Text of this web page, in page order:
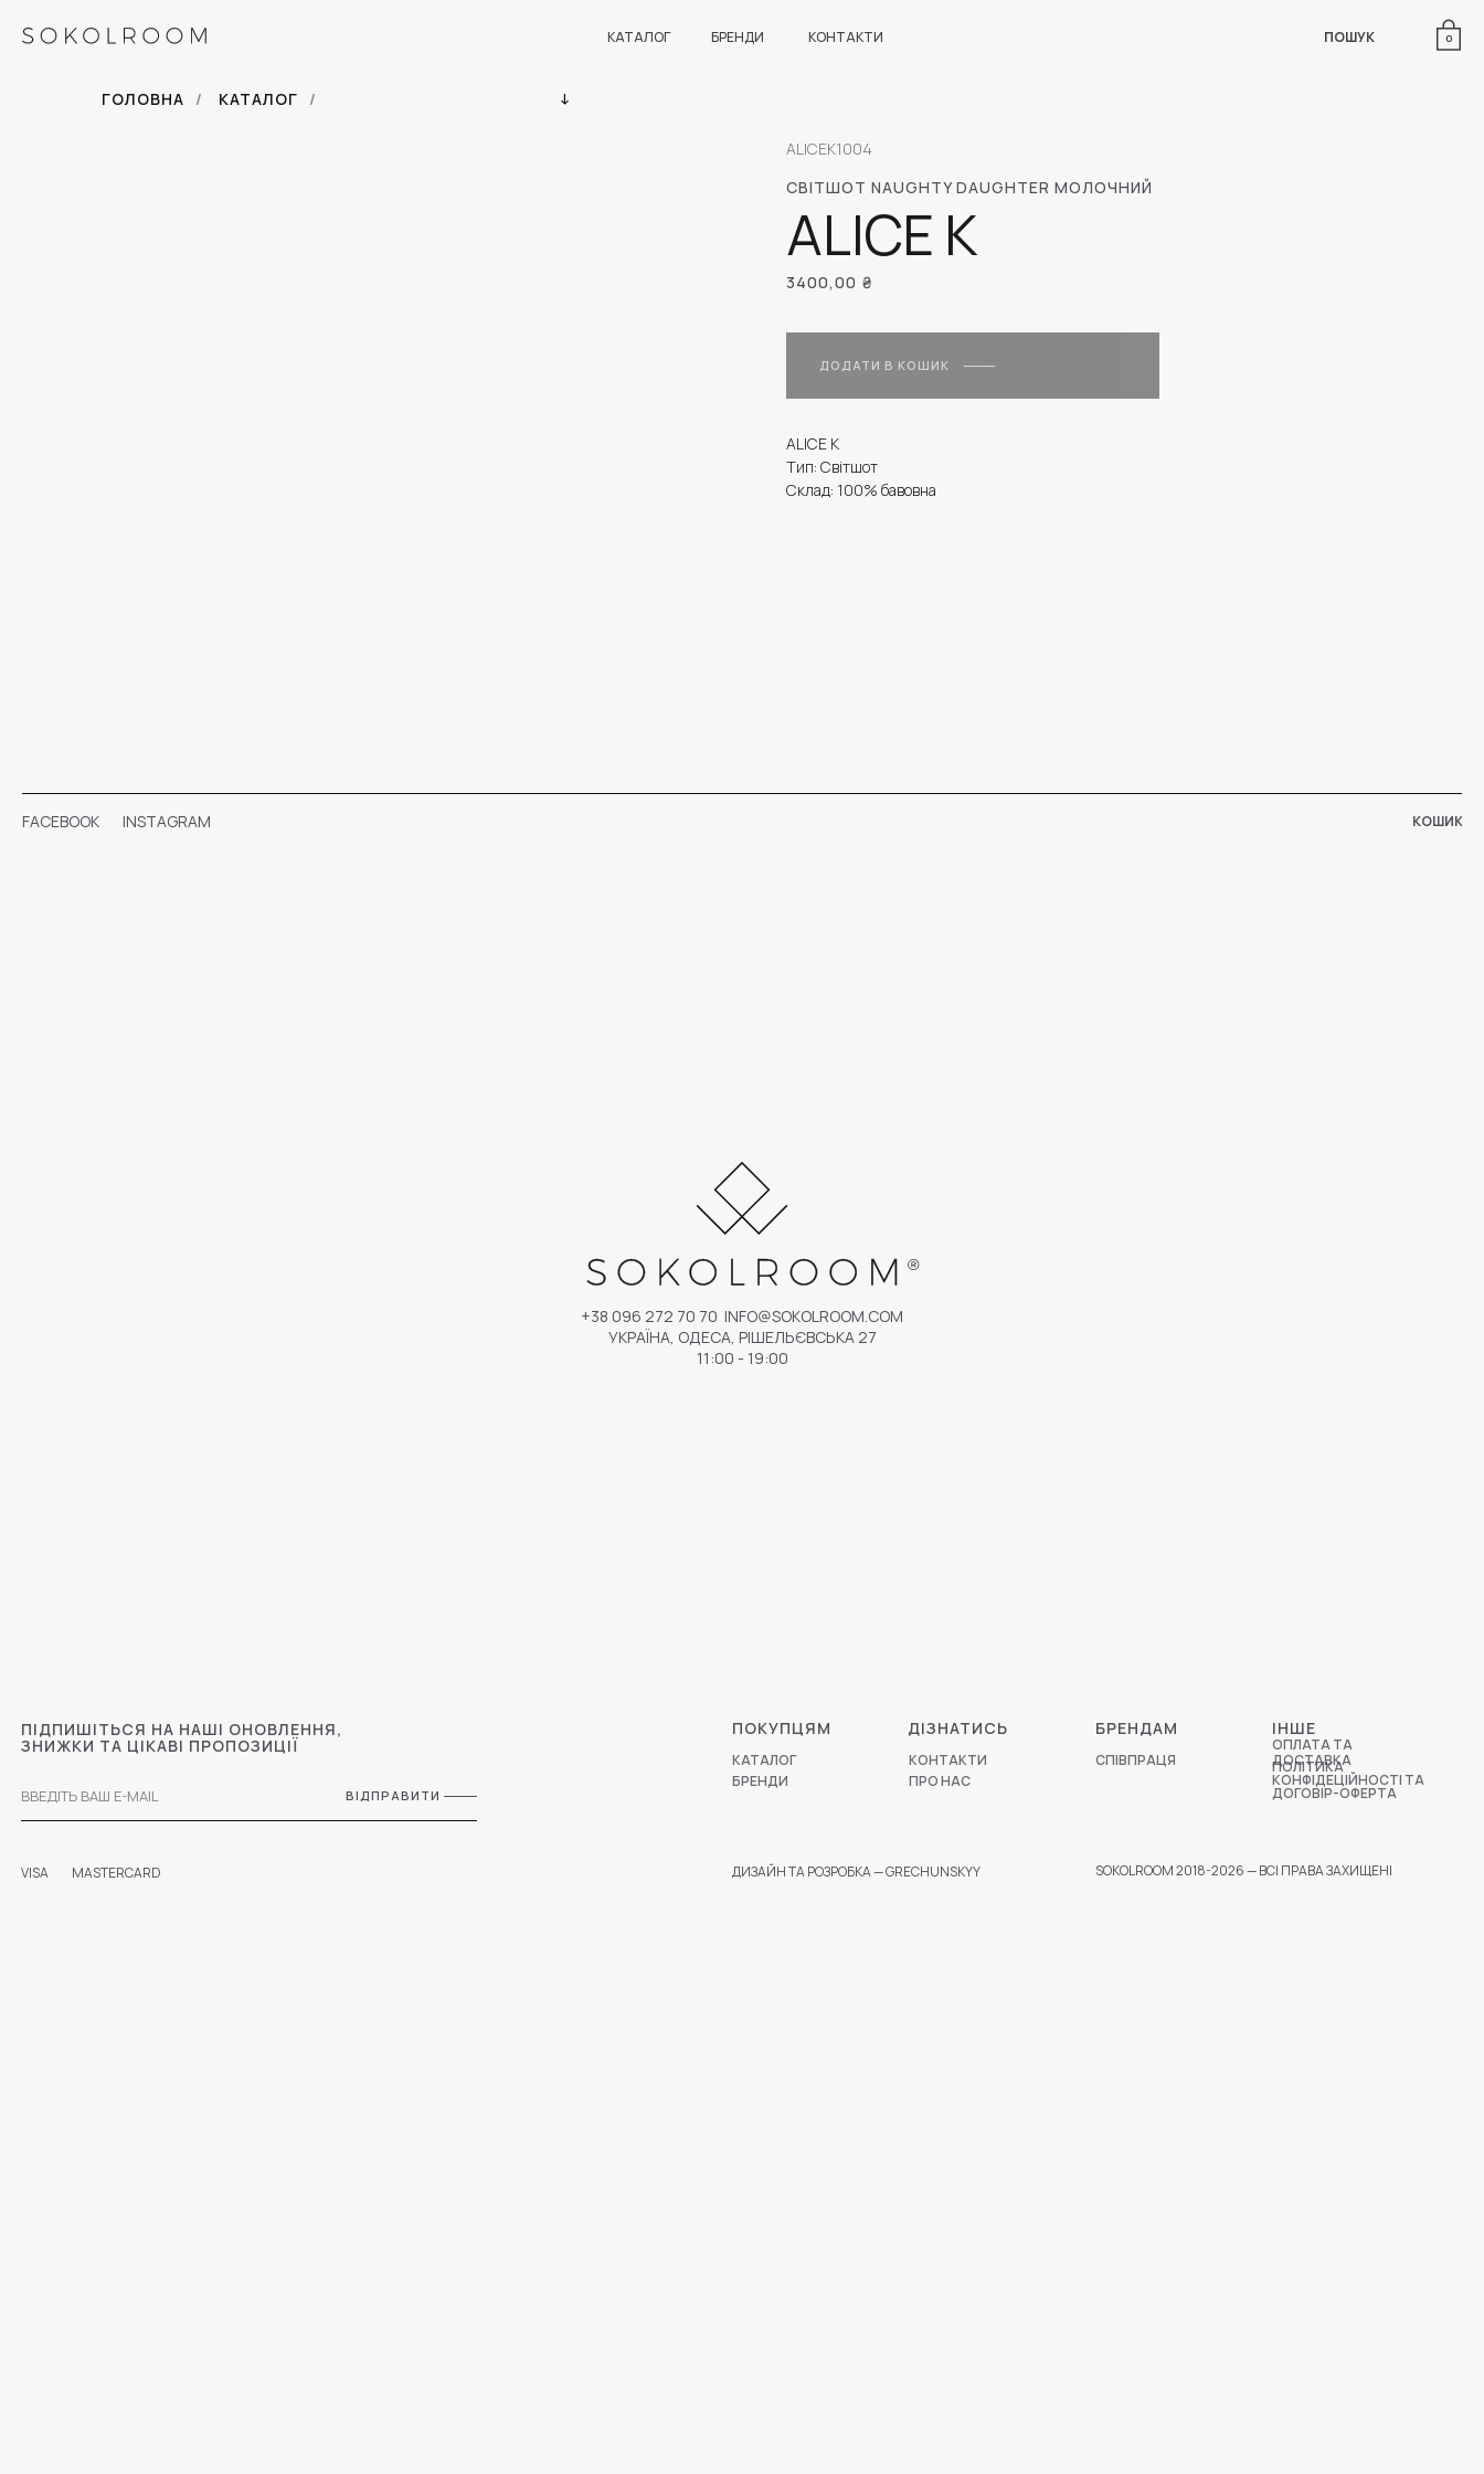
КАТАЛОГ БРЕНДИ КОНТАКТИ ПОШУК 0
ГОЛОВНА / КАТАЛОГ /
СВІТШОТ NAUGHTY DAUGHTER МОЛОЧНИЙ
ALICE K
ALICEK1004
3400,00 ₴
ДОДАТИ В КОШИК
ALICE K
Тип: Світшот
Склад: 100% бавовна
FACEBOOK КОШИК
ВІДПРАВИТИ
ПІДПИШІТЬСЯ НА НАШІ ОНОВЛЕННЯ,
ЗНИЖКИ ТА ЦІКАВІ ПРОПОЗИЦІЇ
СПІВПРАЦЯ
БРЕНДАМ
ПРО НАС
ДІЗНАТИСЬ
КОНТАКТИ
ОПЛАТА ТА
ДОСТАВКА
ПОЛІТИКА
КОНФІДЕЦІЙНОСТІ ТА
ДОГОВІР-ОФЕРТА
ІНШЕ
КАТАЛОГ
БРЕНДИ
ПОКУПЦЯМ
+38 096 272 70 70 INFO@SOKOLROOM.COM
УКРАЇНА, ОДЕСА, РІШЕЛЬЄВСЬКА 27
11:00 - 19:00
VISA SOKOLROOM 2018-2026 — ВСІ ПРАВА ЗАХИЩЕНІ
ДИЗАЙН ТА РОЗРОБКА — GRECHUNSKYY
INSTAGRAM
MASTERCARD